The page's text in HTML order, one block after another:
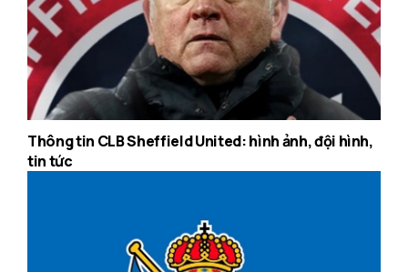
Thông tin CLB Sheffield United: hình ảnh, đội hình,
tin tức